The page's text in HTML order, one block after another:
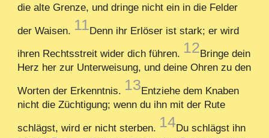
die alte Grenze, und dringe nicht ein in die Felder
der Waisen. 11Denn ihr Erlöser ist stark; er wird
ihren Rechtsstreit wider dich führen. 12Bringe dein
Herz her zur Unterweisung, und deine Ohren zu den
Worten der Erkenntnis. 13Entziehe dem Knaben
nicht die Züchtigung; wenn du ihn mit der Rute
schlägst, wird er nicht sterben. 14Du schlägst ihn